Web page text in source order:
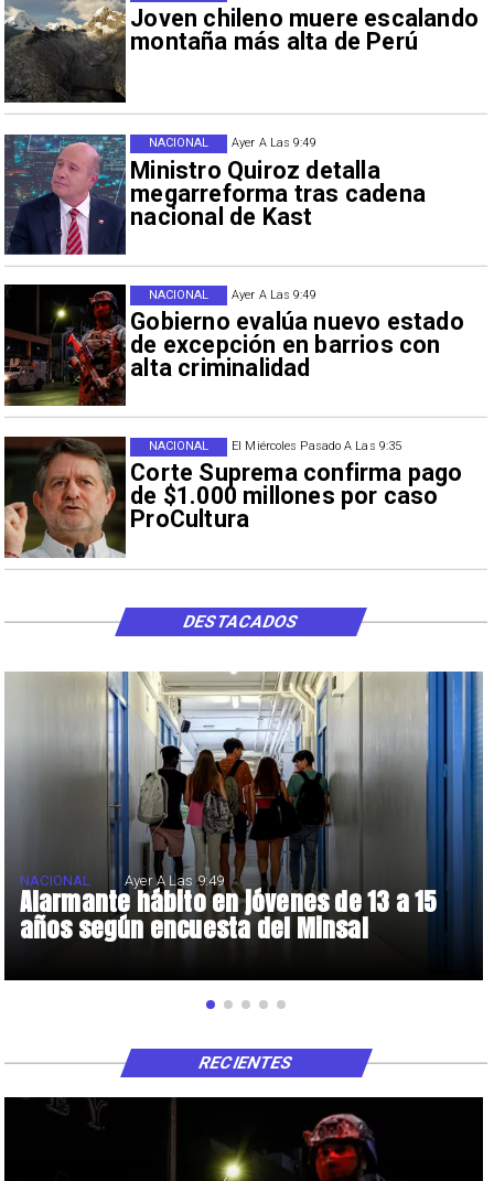
Joven chileno muere escalando
montaña más alta de Perú
Ayer A Las 9:49
Ministro Quiroz detalla
megarreforma tras cadena
nacional de Kast
NACIONAL
Ayer A Las 9:49
Gobierno evalúa nuevo estado
de excepción en barrios con
alta criminalidad
NACIONAL
El Miércoles Pasado A Las 9:35
Corte Suprema confirma pago
de $1.000 millones por caso
ProCultura
NACIONAL
Alarmante hábito en jóvenes de 13 a 15
años según encuesta del Minsal
NACIONAL Ayer A Las 9:49
DESTACADOS
RECIENTES